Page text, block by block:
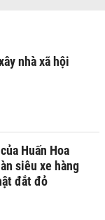
nhà xã hội
Huấn Hoa
siêu xe hàng
đắt đỏ